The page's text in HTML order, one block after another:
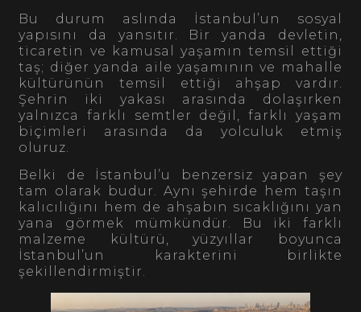
Bu durum aslında İstanbul’un sosyal
yapısını da yansıtır. Bir yanda devletin,
ticaretin ve kamusal yaşamın temsil ettiği
taş; diğer yanda aile yaşamının ve mahalle
kültürünün temsil ettiği ahşap vardır.
Şehrin iki yakası arasında dolaşırken
yalnızca farklı semtler değil, farklı yaşam
biçimleri arasında da yolculuk etmiş
oluruz.
Belki de İstanbul’u benzersiz yapan şey
tam olarak budur. Aynı şehirde hem taşın
kalıcılığını hem de ahşabın sıcaklığını yan
yana görmek mümkündür. Bu iki farklı
malzeme kültürü, yüzyıllar boyunca
İstanbul’un karakterini birlikte
şekillendirmiştir.